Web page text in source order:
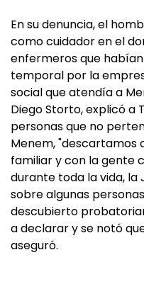
En su denuncia, el
como cuidador en el
enfermeros que
temporal por la
social que atendía a
Diego Storto, explicó a
personas que no
Menem, "descartamos
familiar y con la gente
durante toda la vida, la
sobre algunas
descubierto
a declarar y se notó
aseguró.